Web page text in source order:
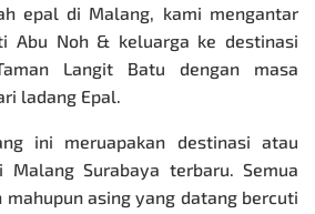
epal di Malang, kami mengantar
Abu Noh & keluarga ke destinasi
Langit Batu dengan masa
ladang Epal.
ini meruapakan destinasi atau
Surabaya terbaru. Semua
asing yang datang bercuti